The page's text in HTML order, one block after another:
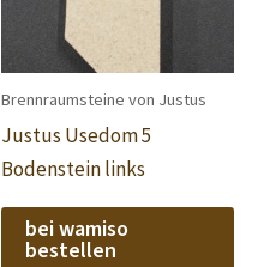
Brennraumsteine von Justus
Justus Usedom 5
Bodenstein links
bei wamiso
bestellen